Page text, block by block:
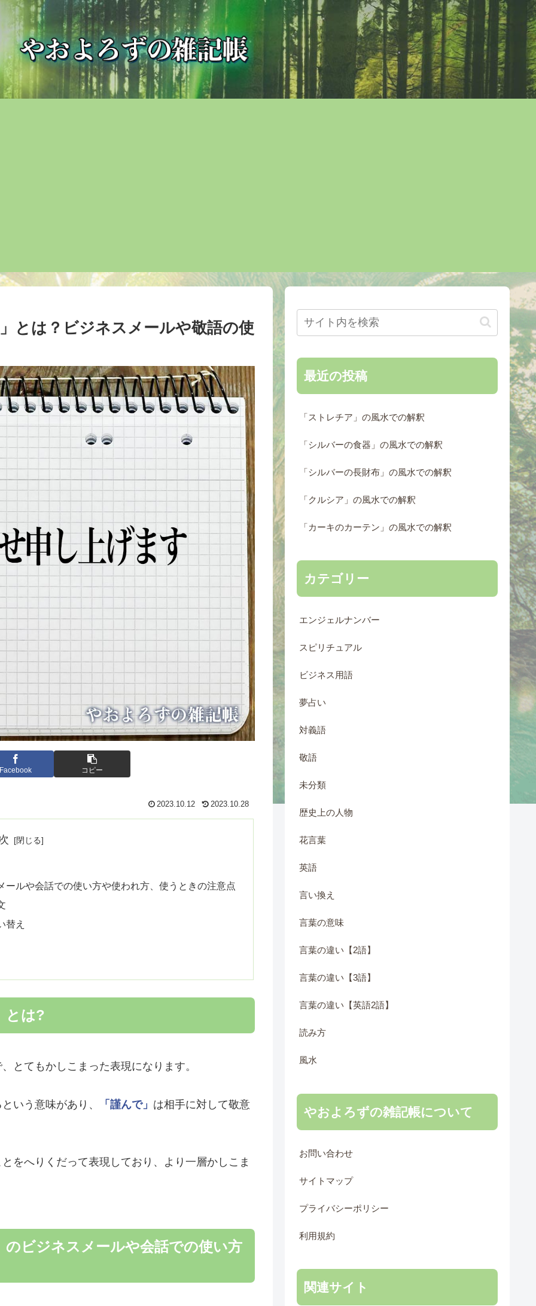
とは？ビジネスメールや敬語の使
Facebook コピー
2023.10.12 2023.10.28
ルや会話での使い方や使われ方、使うときの注意点
替え
とは?
とてもかしこまった表現になります。
いう意味があり、 「謹んで」 は相手に対して敬意
をへりくだって表現しており、より一層かしこま
ビジネスメールや会話での使い方
最近の投稿
「ストレチア」の風水での解釈
「シルバーの食器」の風水での解釈
「シルバーの長財布」の風水での解釈
「クルシア」の風水での解釈
「カーキのカーテン」の風水での解釈
カテゴリー
エンジェルナンバー
スピリチュアル
ビジネス用語
夢占い
対義語
敬語
未分類
歴史上の人物
花言葉
英語
言い換え
言葉の意味
言葉の違い【2語】
言葉の違い【3語】
言葉の違い【英語2語】
読み方
風水
やおよろずの雑記帳について
お問い合わせ
サイトマップ
プライバシーポリシー
利用規約
関連サイト